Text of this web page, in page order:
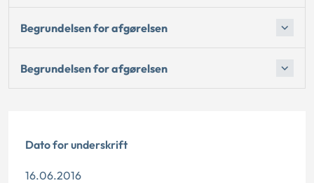
Begrundelsen for afgørelsen
Begrundelsen for afgørelsen
Dato for underskrift
16.06.2016